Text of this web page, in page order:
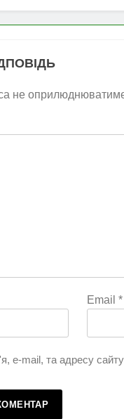
не
Email *
e-mail, та адресу